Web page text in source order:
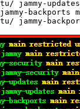
jammy-